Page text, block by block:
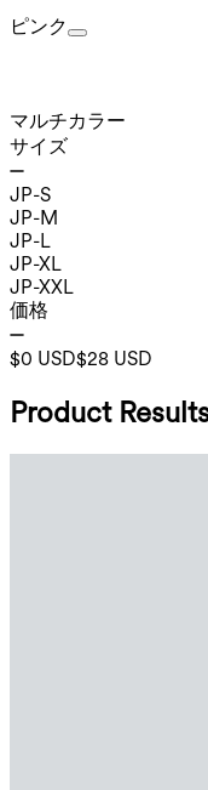
ピンク
マルチカラー
サイズ
JP-S
JP-M
JP-L
JP-XL
JP-XXL
価格
$0 USD$28 USD
Product